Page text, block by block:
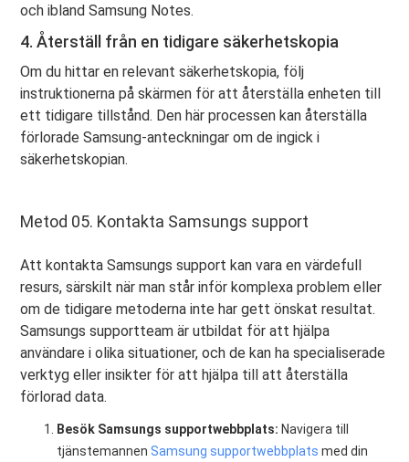
och ibland Samsung Notes.
4. Återställ från en tidigare säkerhetskopia
Om du hittar en relevant säkerhetskopia, följ
instruktionerna på skärmen för att återställa enheten till
ett tidigare tillstånd. Den här processen kan återställa
förlorade Samsung-anteckningar om de ingick i
säkerhetskopian.
Metod 05. Kontakta Samsungs support
Att kontakta Samsungs support kan vara en värdefull
resurs, särskilt när man står inför komplexa problem eller
om de tidigare metoderna inte har gett önskat resultat.
Samsungs supportteam är utbildat för att hjälpa
användare i olika situationer, och de kan ha specialiserade
verktyg eller insikter för att hjälpa till att återställa
förlorad data.
Besök Samsungs supportwebbplats: Navigera till
tjänstemannenSamsung supportwebbplats med din